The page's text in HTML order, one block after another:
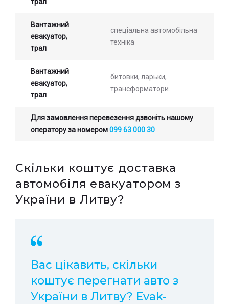
Вантажний
евакуатор,
трал
спеціальна автомобільна
техніка
Вантажний
евакуатор,
трал
битовки, ларьки,
трансформатори.
Для замовлення перевезення дзвоніть нашому
оператору за номером099 63 000 30
Скільки коштує доставка
автомобіля евакуатором з
України в Литву?
Вас цікавить, скільки
коштує перегнати авто з
України в Литву? Evak-